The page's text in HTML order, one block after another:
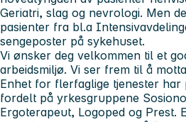
Geriatri, slag og nevrologi. Men
pasienter fra bl.a
sengeposter på sykehuset.
Vi ønsker deg velkommen til et
arbeidsmiljø. Vi ser frem til å
Enhet for flerfaglige tjenester har
fordelt på yrkesgruppene
Ergoterapeut, Logoped og Prest.